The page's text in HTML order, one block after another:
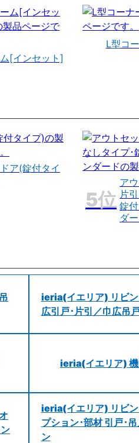
[インセット]
L型コ
ア(錠付タイ
ア
片
錠
ダ
ieria(イエリア) リビン
広引戸･片引／巾広吊
ieria(イエリア)
ieria(イエリア) リビン
プション･部材 引戸･
ン